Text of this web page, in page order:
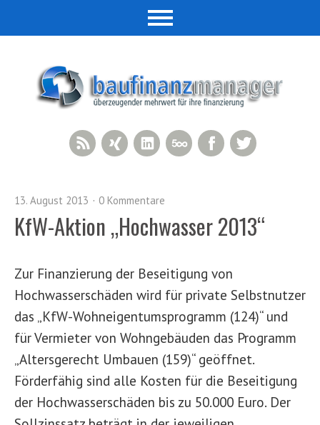
Facebook
500px
LinkedIn
Xing
RSS Feed
13. August 2013 0 Kommentare
KfW-Aktion „Hochwasser 2013“
Zur Finanzierung der Beseitigung von
Hochwasserschäden wird für private Selbstnutzer
das „KfW-Wohneigentumsprogramm (124)“ und
für Vermieter von Wohngebäuden das Programm
„Altersgerecht Umbauen (159)“ geöffnet.
Förderfähig sind alle Kosten für die Beseitigung
der Hochwasserschäden bis zu 50.000 Euro. Der